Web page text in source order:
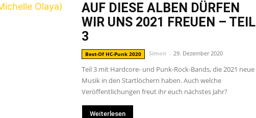
AUF DIESE ALBEN DÜRFEN
WIR UNS 2021 FREUEN – TEIL
3
Best-Of HC-Punk 2020 Simon - 29. Dezember 2020
Teil 3 mit Hardcore- und Punk-Rock-Bands, die 2021 neue
Musik in den Startlöchern haben. Auch welche
Veröffentlichungen freut ihr euch nächstes Jahr?
Weiterlesen